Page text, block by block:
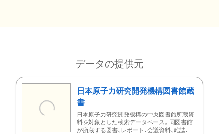
データの提供元
日本原子力研究開発機構図書館蔵
書
日本原子力研究開発機構の中央図書館所蔵資
料を対象とした検索データベース。同図書館
が所蔵する図書、レポート、会議資料、雑誌、